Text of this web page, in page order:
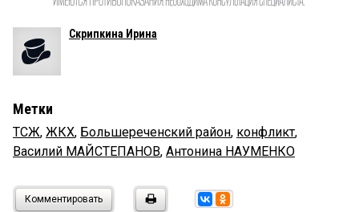
Скрипкина Ирина
Метки
ТСЖ, ЖКХ, Большереченский район, конфликт,
Василий МАЙСТЕПАНОВ, Антонина НАУМЕНКО
Комментировать